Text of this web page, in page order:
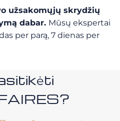
užsakomųjų skrydžių
dabar. Mūsų ekspertai
per parą, 7 dienas per